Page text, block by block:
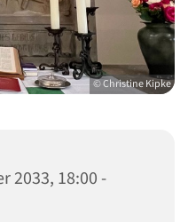
© Christine Kipke
2033, 18:00 -